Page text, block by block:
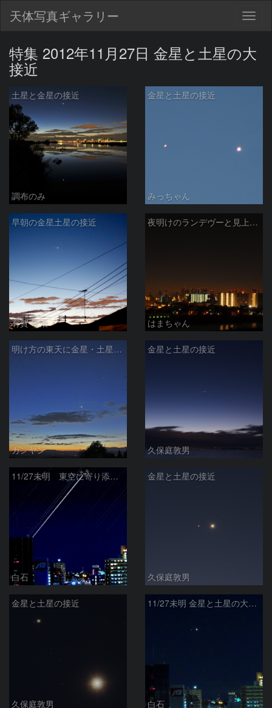
天体写真ギャラリー
特集 2012年11月27日 金星と土星の大
接近
土星と金星の接近
調布のみ
金星と土星の接近
みっちゃん
早朝の金星土星の接近
有賀 敬治
夜明けのランデヴーと見上げる水星
はまちゃん
明け方の東天に金星・土星・水星・麦星・真珠星
ガンヤン
金星と土星の接近
久保庭敦男
11/27未明 東空に寄り添って昇る金星と土星など(日周運動風)
白石
金星と土星の接近
久保庭敦男
金星と土星の接近
久保庭敦男
11/27未明 金星と土星の大接近
白石